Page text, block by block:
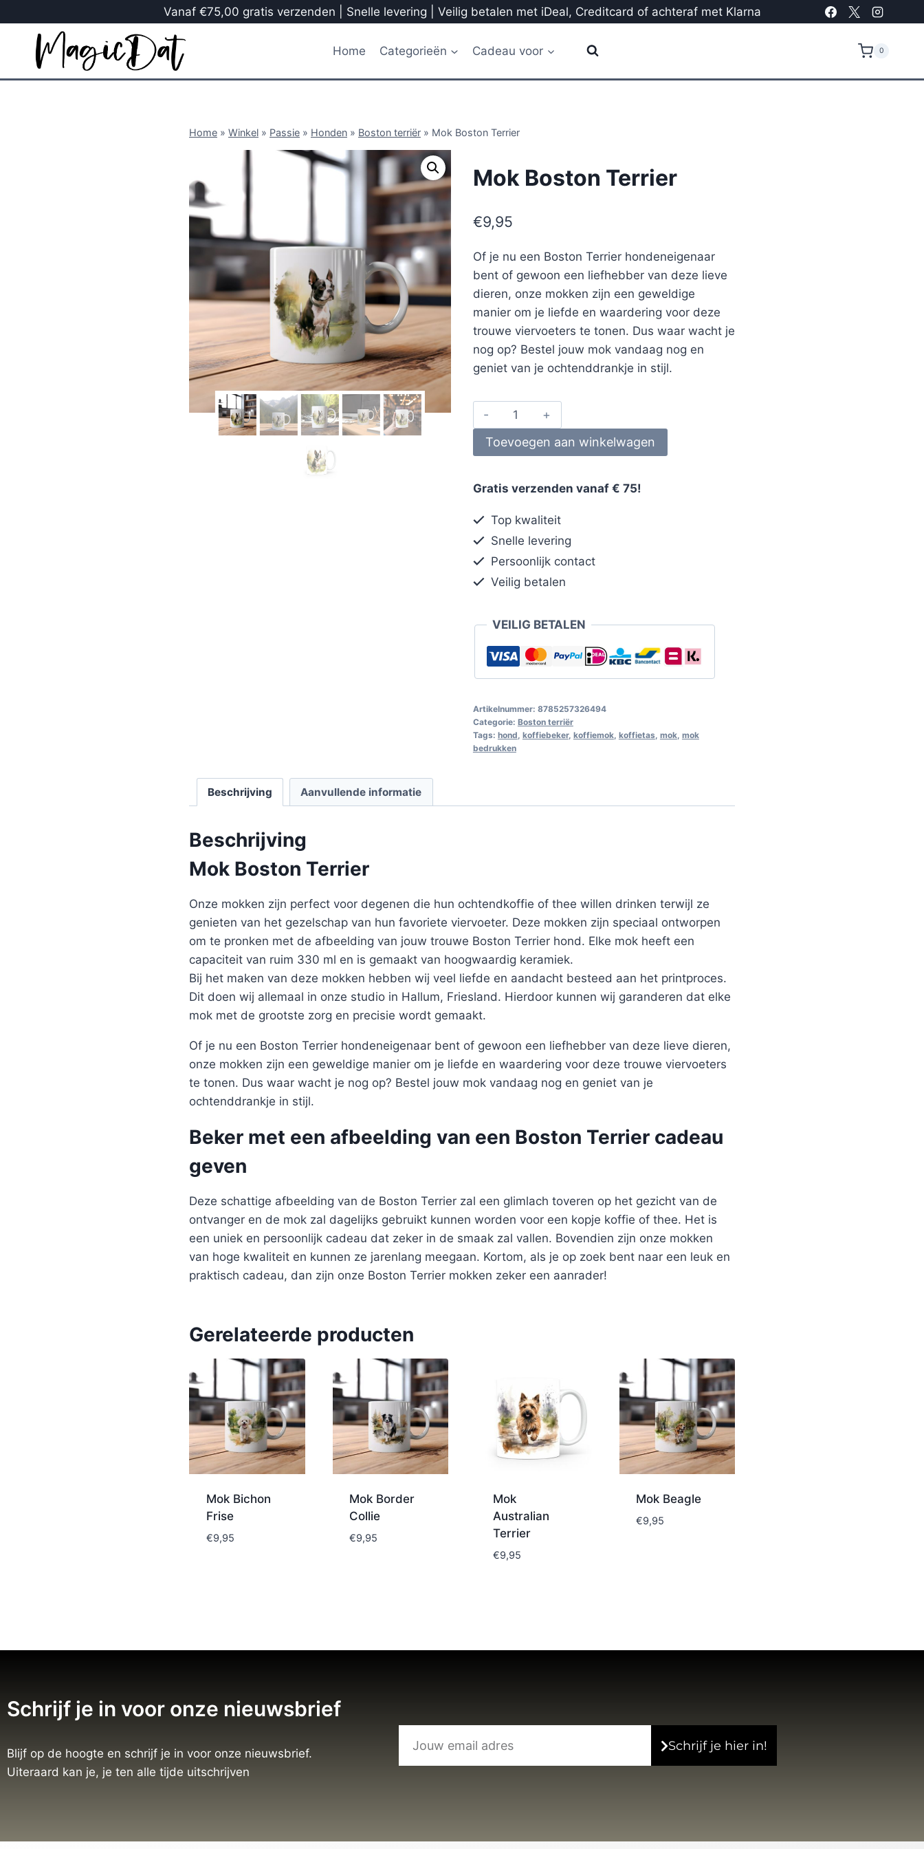
Vanaf €75,00 gratis verzenden | Snelle levering | Veilig betalen met iDeal, Creditcard of achteraf met Klarna
Home Categorieën Cadeau voor 0
Home » Winkel » Passie » Honden » Boston terriër » Mok Boston Terrier
Mok Boston Terrier
€9,95
Of je nu een Boston Terrier hondeneigenaar
bent of gewoon een liefhebber van deze lieve
dieren, onze mokken zijn een geweldige
manier om je liefde en waardering voor deze
trouwe viervoeters te tonen. Dus waar wacht je
nog op? Bestel jouw mok vandaag nog en
geniet van je ochtenddrankje in stijl.
Toevoegen aan winkelwagen
Gratis verzenden vanaf € 75!
Top kwaliteit
Snelle levering
Persoonlijk contact
Veilig betalen
VEILIG BETALEN
Artikelnummer: 8785257326494
Categorie: Boston terriër
Tags: hond koffiebeker, koffiemok, koffietas mok, mok
bedrukken
Beschrijving Aanvullende informatie
Beschrijving
Mok Boston Terrier
Onze mokken zijn perfect voor degenen die hun ochtendkoffie of thee willen drinken terwijl ze
genieten van het gezelschap van hun favoriete viervoeter. Deze mokken zijn speciaal ontworpen
om te pronken met de afbeelding van jouw trouwe Boston Terrier hond. Elke mok heeft een
capaciteit van ruim 330 ml en is gemaakt van hoogwaardig keramiek.
Bij het maken van deze mokken hebben wij veel liefde en aandacht besteed aan het printproces.
Dit doen wij allemaal in onze studio in Hallum, Friesland. Hierdoor kunnen wij garanderen dat elke
mok met de grootste zorg en precisie wordt gemaakt.
Of je nu een Boston Terrier hondeneigenaar bent of gewoon een liefhebber van deze lieve dieren,
onze mokken zijn een geweldige manier om je liefde en waardering voor deze trouwe viervoeters
te tonen. Dus waar wacht je nog op? Bestel jouw mok vandaag nog en geniet van je
ochtenddrankje in stijl.
Beker met een afbeelding van een Boston Terrier cadeau
geven
Deze schattige afbeelding van de Boston Terrier zal een glimlach toveren op het gezicht van de
ontvanger en de mok zal dagelijks gebruikt kunnen worden voor een kopje koffie of thee. Het is
een uniek en persoonlijk cadeau dat zeker in de smaak zal vallen. Bovendien zijn onze mokken
van hoge kwaliteit en kunnen ze jarenlang meegaan. Kortom, als je op zoek bent naar een leuk en
praktisch cadeau, dan zijn onze Boston Terrier mokken zeker een aanrader!
Gerelateerde producten
Mok Bichon
Frise
€9,95
Mok Border
Collie
€9,95
Mok
Australian
Terrier
€9,95
Mok Beagle
€9,95
Schrijf je in voor onze nieuwsbrief
Blijf op de hoogte en schrijf je in voor onze nieuwsbrief.
Uiteraard kan je, je ten alle tijde uitschrijven
Schrijf je hier in!